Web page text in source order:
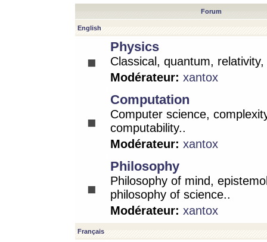
Forum
English
Physics
Classical, quantum,
Modérateur: xantox
Computation
Computer science,
computability..
Modérateur: xantox
Philosophy
Philosophy of mind,
philosophy of science..
Modérateur: xantox
Français